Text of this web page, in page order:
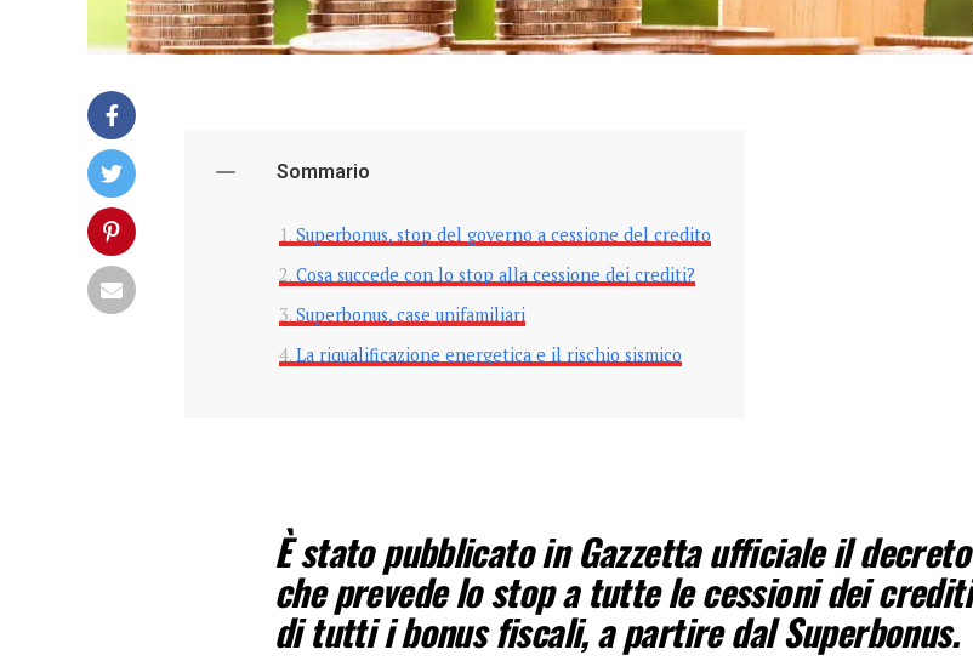
Sommario
Superbonus, stop del governo a cessione del credito
Cosa succede con lo stop alla cessione dei crediti?
Superbonus, case unifamiliari
La riqualificazione energetica e il rischio sismico
È stato pubblicato in Gazzetta ufficiale il decreto
che prevede lo stop a tutte le cessioni dei crediti
di tutti i bonus fiscali, a partire dal Superbonus.